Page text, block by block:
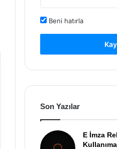
Beni hatırla
Son Yazılar
E İmza